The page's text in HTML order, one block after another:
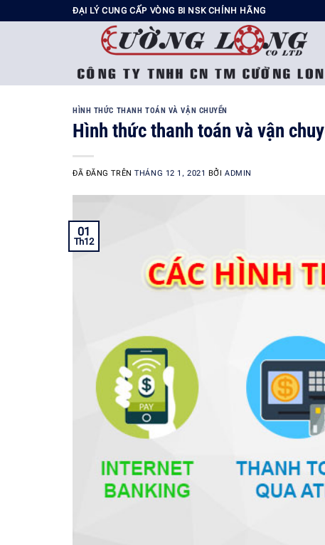
đến
ĐẠI LÝ CUNG CẤP VÒNG BI NSK CHÍNH HÃNG
HÌNH THỨC THANH TOÁN VÀ VẬN CHUYỂN
Hình thức thanh toán và vận
ĐÃ ĐĂNG TRÊNTHÁNG 12 1, 2021 BỞIADMIN
01
Th12